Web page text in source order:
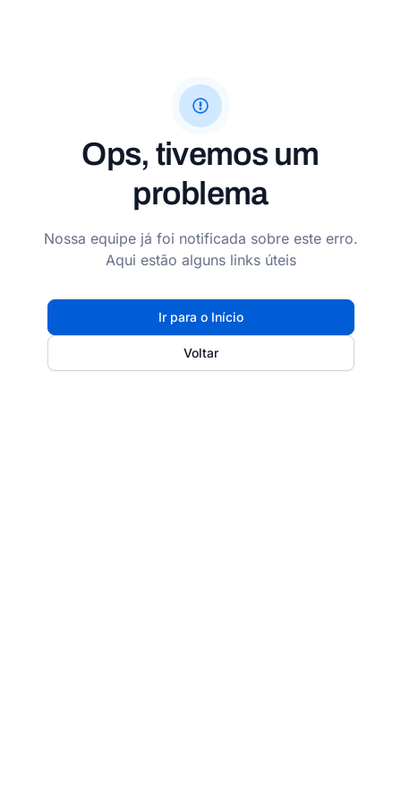
Ops, tivemos um
problema
Nossa equipe já foi notificada sobre este erro.
Aqui estão alguns links úteis
Ir para o Início
Voltar